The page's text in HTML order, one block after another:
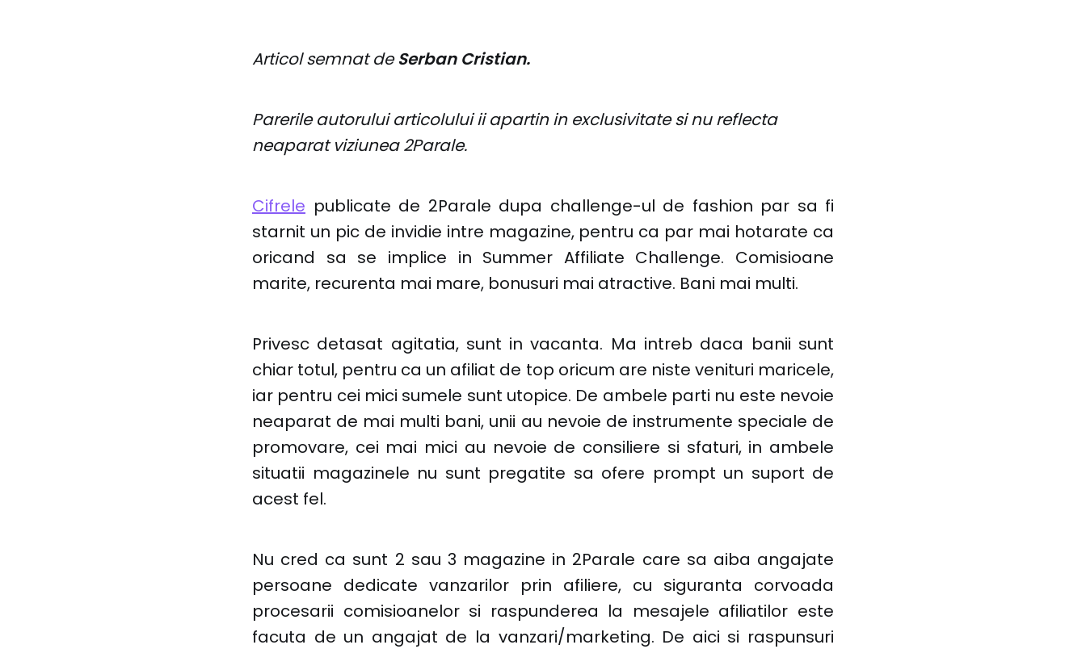
Articol semnat deSerban Cristian.
Parerile autorului articolului ii apartin in exclusivitate si nu reflecta
neaparat viziunea 2Parale.
Cifrele publicate de 2Parale dupa challenge-ul de fashion par sa fi
starnit un pic de invidie intre magazine, pentru ca par mai hotarate ca
oricand sa se implice in Summer Affiliate Challenge. Comisioane
marite, recurenta mai mare, bonusuri mai atractive. Bani mai multi.
Privesc detasat agitatia, sunt in vacanta. Ma intreb daca banii sunt
chiar totul, pentru ca un afiliat de top oricum are niste venituri maricele,
iar pentru cei mici sumele sunt utopice. De ambele parti nu este nevoie
neaparat de mai multi bani, unii au nevoie de instrumente speciale de
promovare, cei mai mici au nevoie de consiliere si sfaturi, in ambele
situatii magazinele nu sunt pregatite sa ofere prompt un suport de
acest fel.
Nu cred ca sunt 2 sau 3 magazine in 2Parale care sa aiba angajate
persoane dedicate vanzarilor prin afiliere, cu siguranta corvoada
procesarii comisioanelor si raspunderea la mesajele afiliatilor este
facuta de un angajat de la vanzari/marketing. De aici si raspunsuri